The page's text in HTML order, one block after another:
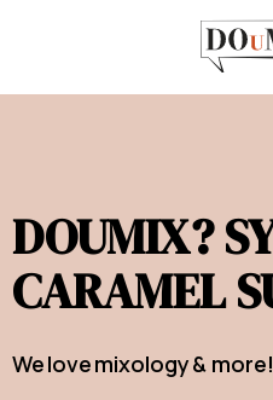
DOUMIX?
CARAMEL
We love mixology & more!